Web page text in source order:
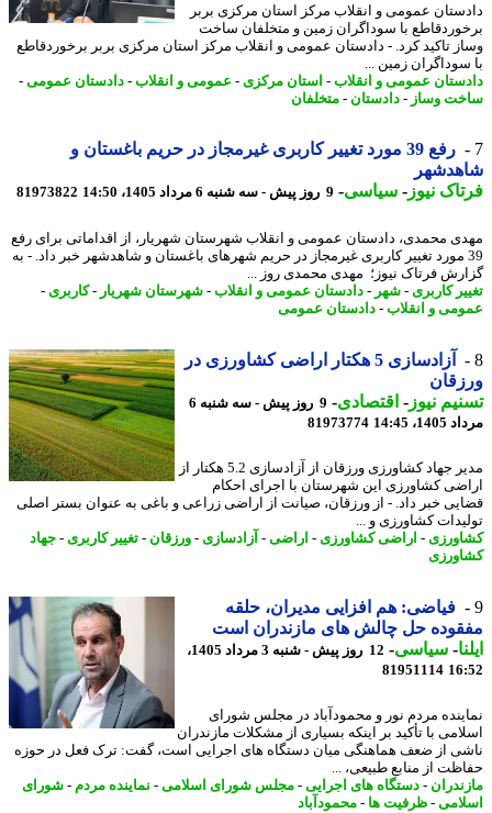
عمومی و انقلاب مرکز استان مرکزی بربر
با سوداگران زمین و متخلفان ساخت
تاکید کرد. - دادستان عمومی و انقلاب مرکز استان مرکزی بربر برخوردقاطع
زمین ...
عمومی و انقلاب-استان مرکزی - عمومی و انقلاب-دادستان عمومی-
وساز-دادستان-متخلفان
رفع 39 مورد تغییر کاربری غیرمجاز در حریم باغستان و
نیوز-سیاسی-9 روز پیش - سه شنبه 6 مرداد 1405، 14:50 81973822
محمدی، دادستان عمومی و انقلاب شهرستان شهریار، از اقداماتی برای رفع
مورد تغییر کاربری غیرمجاز در حریم شهرهای باغستان و شاهدشهر خبر داد. - به
فرتاک نیوز؛ مهدی محمدی روز ...
کاربری - شهر -دادستان عمومی و انقلاب-شهرستان شهریار- کاربری -
و انقلاب-دادستان عمومی
آزادسازی 5 هکتار اراضی کشاورزی در
نیوز-اقتصادی-
9 روز پیش - سه شنبه 6
14:45
81973774
مدیر جهاد کشاورزی ورزقان از آزادسازی 5.2 هکتار از
کشاورزی این شهرستان با اجرای احکام
خبر داد. - از ورزقان، صیانت از اراضی زراعی و باغی به عنوان بستر اصلی
کشاورزی و ...
- اراضی کشاورزی- اراضی -آزادسازی- ورزقان -تغییر کاربری - جهاد
فیاضی: هم افزایی مدیران، حلقه
حل چالش های مازندران است
-سیاسی-
12 روز پیش - شنبه 3 مرداد 1405،
81951114
مردم نور و محمودآباد در مجلس شورای
با تأکید بر اینکه بسیاری از مشکلات مازندران
از ضعف هماهنگی میان دستگاه های اجرایی است، گفت: ترک فعل در حوزه
از منابع طبیعی، ...
- دستگاه های اجرایی- مجلس شورای اسلامی-نماینده مردم- شورای
-ظرفیت ها- محمودآباد